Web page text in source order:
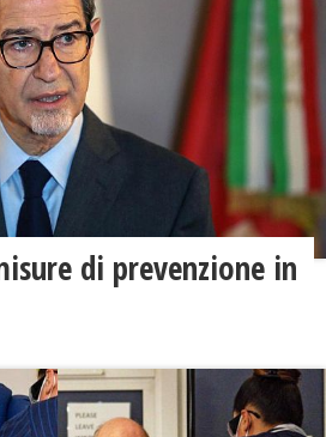
di prevenzione in